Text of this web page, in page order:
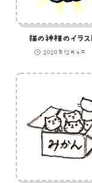
猫の神様のイラス
2020年12月4日